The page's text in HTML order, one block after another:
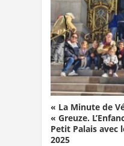
« La Minute de
« Greuze.
Petit Palais avec
2025